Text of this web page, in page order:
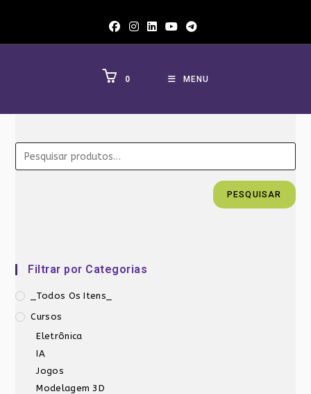
0 MENU
PESQUISAR
Filtrar por Categorias
_Todos Os Itens_
Cursos
Eletrônica
IA
Jogos
Modelagem 3D